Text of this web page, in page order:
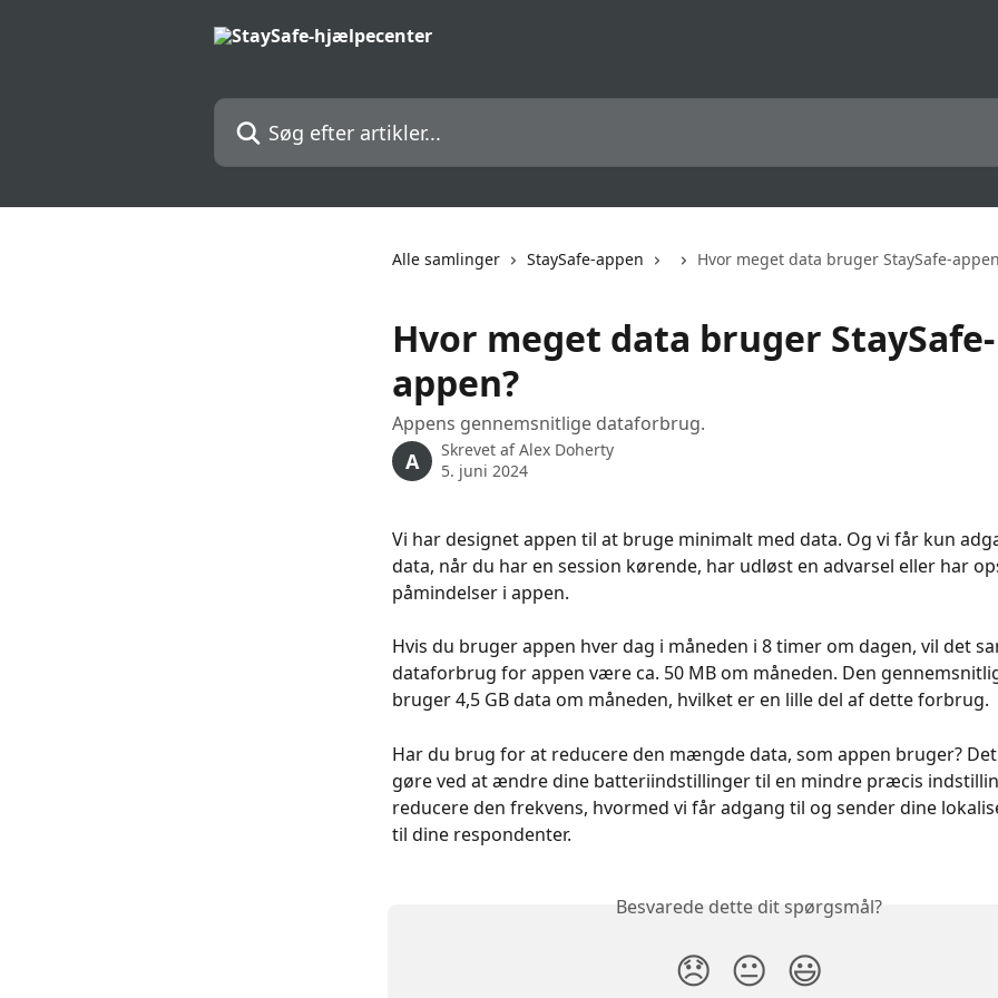
Søg efter artikler...
Alle samlinger StaySafe-appen Hvor meget data bruger StaySafe-
Hvor meget data bruger StaySafe-
appen?
Appens gennemsnitlige dataforbrug.
A Skrevet afAlex Doherty
5. juni 2024
Vi har designet appen til at bruge minimalt med data. Og vi får kun
data, når du har en session kørende, har udløst en advarsel eller har
påmindelser i appen.
Hvis du bruger appen hver dag i måneden i 8 timer om dagen, vil det
dataforbrug for appen være ca. 50 MB om måneden. Den
bruger 4,5 GB data om måneden, hvilket er en lille del af dette forbrug.
Har du brug for at reducere den mængde data, som appen bruger?
gøre ved at ændre dine batteriindstillinger til en mindre præcis
reducere den frekvens, hvormed vi får adgang til og sender dine
til dine respondenter.
Besvarede dette dit spørgsmål?
😞 😐 😃